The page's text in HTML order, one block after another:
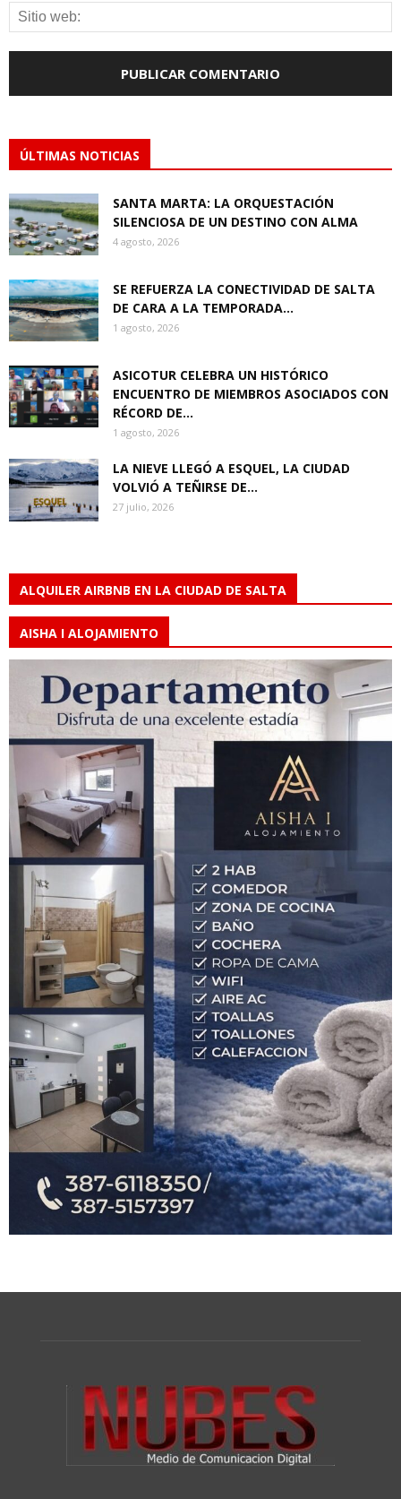
ÚLTIMAS NOTICIAS
SANTA MARTA: LA ORQUESTACIÓN
SILENCIOSA DE UN DESTINO CON ALMA
4 agosto, 2026
SE REFUERZA LA CONECTIVIDAD DE SALTA
DE CARA A LA TEMPORADA...
1 agosto, 2026
ASICOTUR CELEBRA UN HISTÓRICO
ENCUENTRO DE MIEMBROS ASOCIADOS CON
RÉCORD DE...
1 agosto, 2026
LA NIEVE LLEGÓ A ESQUEL, LA CIUDAD
VOLVIÓ A TEÑIRSE DE...
27 julio, 2026
ALQUILER AIRBNB EN LA CIUDAD DE SALTA
AISHA I ALOJAMIENTO